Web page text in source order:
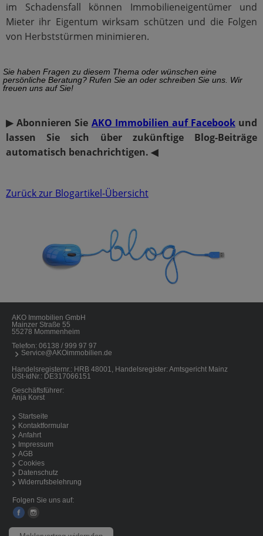
im Schadensfall können Immobilieneigentümer und
Mieter ihr Eigentum wirksam schützen und die Folgen
von Herbststürmen minimieren.
Sie haben Fragen zu diesem Thema oder wünschen eine
persönliche Beratung? Rufen Sie an oder schreiben Sie uns. Wir
freuen uns auf Sie!
▶ Abonnieren Sie AKO Immobilien auf Facebookund
lassen Sie sich über zukünftige Blog-Beiträge
automatisch benachrichtigen. ◀
Zurück zur Blogartikel-Übersicht
AKO Immobilien GmbH
Mainzer Straße 55
55278 Mommenheim
Telefon: 06138 / 999 97 97
Service@AKOimmobilien.de
Handelsregisternr.: HRB 48001, Handelsregister: Amtsgericht Mainz
USt-IdNr.: DE317066151
Geschäftsführer:
Anja Korst
Startseite
Kontaktformular
Anfahrt
Impressum
AGB
Cookies
Datenschutz
Widerrufsbelehrung
Folgen Sie uns auf: